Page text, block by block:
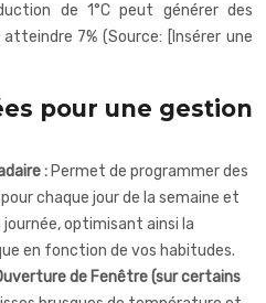
de 1°C peut générer des
7% (Source: [Insérer une
pour une gestion
: Permet de programmer des
chaque jour de la semaine et
optimisant ainsi la
en fonction de vos habitudes.
de Fenêtre (sur certains